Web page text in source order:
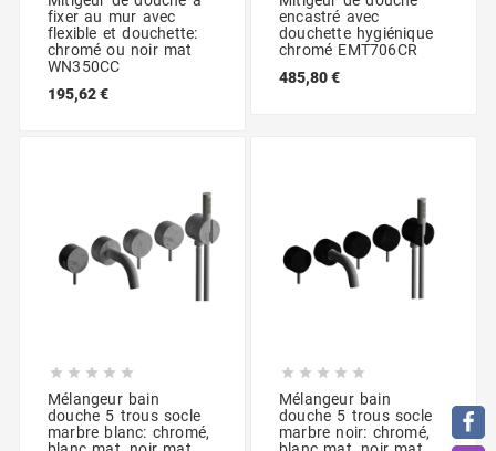
fixer au mur avec
flexible et douchette:
chromé ou noir mat
WN350CC
195,62 €
encastré avec
douchette hygiénique
chromé EMT706CR
485,80 €
    
Mélangeur bain
douche 5 trous socle
marbre blanc: chromé,
    
Mélangeur bain
douche 5 trous socle
marbre noir: chromé,